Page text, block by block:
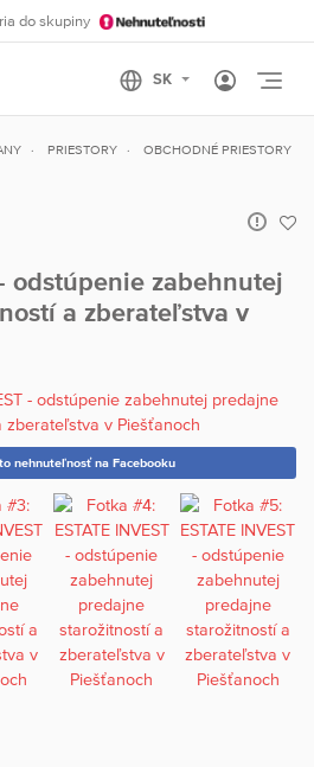
do skupiny
PRIESTORY
OBCHODNÉ PRIESTORY
odstúpenie zabehnutej
a zberateľstva v
nehnuteľnosť na Facebooku